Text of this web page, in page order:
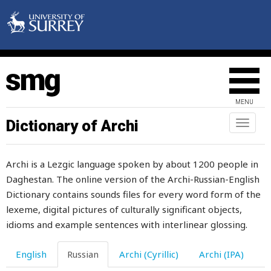
MENU
Toggle
Dictionary of Archi
Archi is a Lezgic language spoken by about 1200 people in
Daghestan. The online version of the Archi-Russian-English
Dictionary contains sounds files for every word form of the
lexeme, digital pictures of culturally significant objects,
idioms and example sentences with interlinear glossing.
English Russian Archi (Cyrillic) Archi (IPA)
перчатка
пестик
пестрый
петли
петля
петух
печалиться